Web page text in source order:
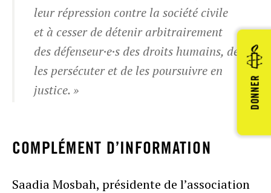
DONNER
leur répression contre la société civile
et à cesser de détenir arbitrairement
des défenseur·e·s des droits humains, de
les persécuter et de les poursuivre en
justice. »
COMPLÉMENT D’INFORMATION
Saadia Mosbah, présidente de l’association